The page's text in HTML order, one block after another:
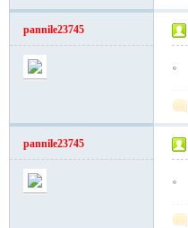
pannile23745
。
pannile23745
。